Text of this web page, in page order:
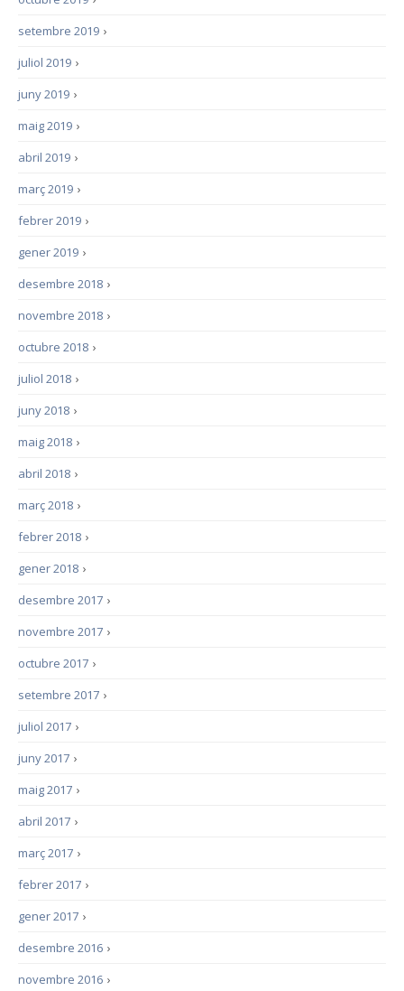
›
setembre 2019
›
juliol 2019
›
juny 2019
›
maig 2019
›
abril 2019
›
març 2019
›
febrer 2019
›
gener 2019
›
desembre 2018
›
novembre 2018
›
octubre 2018
›
juliol 2018
›
juny 2018
›
maig 2018
›
abril 2018
›
març 2018
›
febrer 2018
›
gener 2018
›
desembre 2017
›
novembre 2017
›
octubre 2017
›
setembre 2017
›
juliol 2017
›
juny 2017
›
maig 2017
›
abril 2017
›
març 2017
›
febrer 2017
›
gener 2017
›
desembre 2016
›
novembre 2016